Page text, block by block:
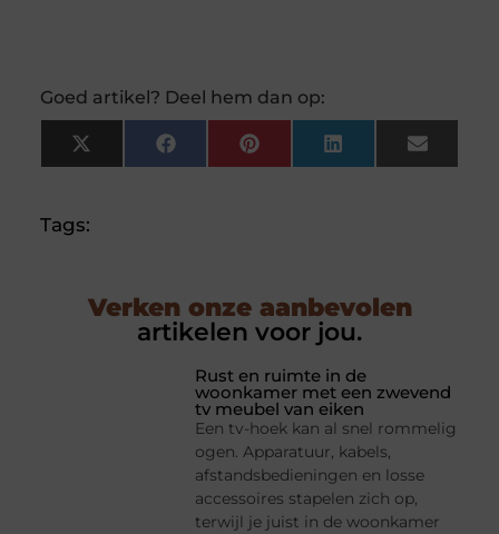
Goed artikel? Deel hem dan op:
X
(Twitter)
FacebookPinterestLinkedInEmail
Tags:
Verken onze aanbevolen
artikelen voor jou.
Rust en ruimte in de
woonkamer met een zwevend
tv meubel van eiken
Een tv-hoek kan al snel rommelig
ogen. Apparatuur, kabels,
afstandsbedieningen en losse
accessoires stapelen zich op,
terwijl je juist in de woonkamer